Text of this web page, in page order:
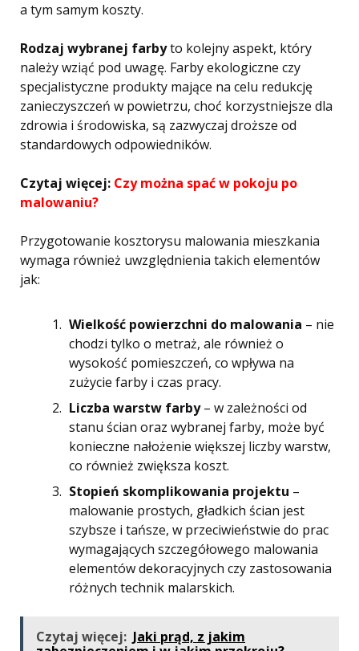
a tym samym koszty.
Rodzaj wybranej farbyto kolejny aspekt, który
należy wziąć pod uwagę. Farby ekologiczne czy
specjalistyczne produkty mające na celu redukcję
zanieczyszczeń w powietrzu, choć korzystniejsze dla
zdrowia i środowiska, są zazwyczaj droższe od
standardowych odpowiedników.
Czytaj więcej: Czy można spać w pokoju po
malowaniu?
Przygotowanie kosztorysu malowania mieszkania
wymaga również uwzględnienia takich elementów
jak:
Wielkość powierzchni do malowania – nie
chodzi tylko o metraż, ale również o
wysokość pomieszczeń, co wpływa na
zużycie farby i czas pracy.
Liczba warstw farby– w zależności od
stanu ścian oraz wybranej farby, może być
konieczne nałożenie większej liczby warstw,
co również zwiększa koszt.
Stopień skomplikowania projektu –
malowanie prostych, gładkich ścian jest
szybsze i tańsze, w przeciwieństwie do prac
wymagających szczegółowego malowania
elementów dekoracyjnych czy zastosowania
różnych technik malarskich.
Czytaj więcej: Jaki prąd, z jakim